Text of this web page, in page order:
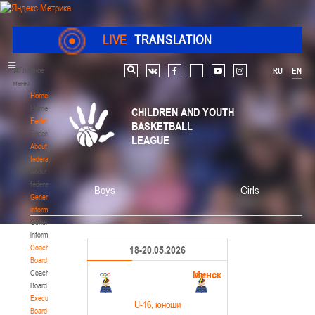
LIVE TRANSLATION
Главное
меню
Home
Home
Federation
Federation
About
federation
About
federation
General
information
General
information
Coaching
Board
Coaching
Board
Executive
Board
RU EN
Search vk facebook youtube instagram
CHILDREN AND YOUTH
BASKETBALL
LEAGUE
Boys Girls
18-20.05.2026
Минск
U-16 , юноши